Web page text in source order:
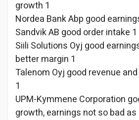
growth 1
Nordea Bank Abp good
Sandvik AB good order intake 1
Siili Solutions Oyj good
better margin 1
Talenom Oyj good revenue
1
UPM-Kymmene Corporation
growth, earnings not so bad